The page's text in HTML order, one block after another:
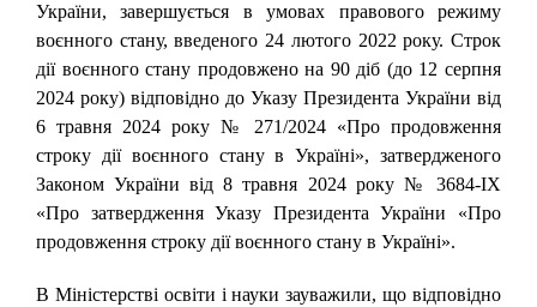
України, завершується в умовах правового режиму
воєнного стану, введеного 24 лютого 2022 року. Строк
дії воєнного стану продовжено на 90 діб (до 12 серпня
2024 року) відповідно до Указу Президента України від
6 травня 2024 року № 271/2024 «Про продовження
строку дії воєнного стану в Україні», затвердженого
Законом України від 8 травня 2024 року № 3684-IX
«Про затвердження Указу Президента України «Про
продовження строку дії воєнного стану в Україні».
В Міністерстві освіти і науки зауважили, що відповідно